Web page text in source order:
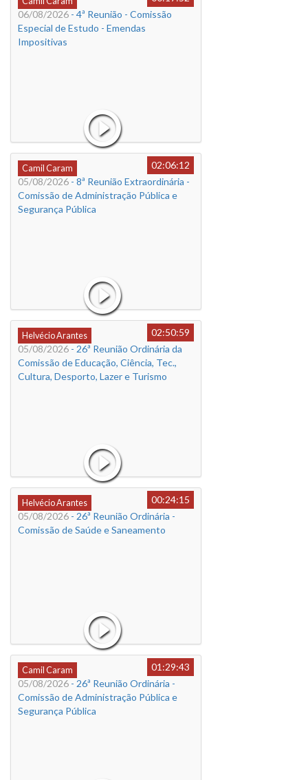
06/08/2026 - 4ª Reunião - Comissão
Especial de Estudo - Emendas
Impositivas
Camil Caram
02:06:12
05/08/2026 - 8ª Reunião Extraordinária -
Comissão de Administração Pública e
Segurança Pública
Helvécio Arantes
02:50:59
05/08/2026 - 26ª Reunião Ordinária da
Comissão de Educação, Ciência, Tec.,
Cultura, Desporto, Lazer e Turismo
Helvécio Arantes
00:24:15
05/08/2026 - 26ª Reunião Ordinária -
Comissão de Saúde e Saneamento
Camil Caram
01:29:43
05/08/2026 - 26ª Reunião Ordinária -
Comissão de Administração Pública e
Segurança Pública